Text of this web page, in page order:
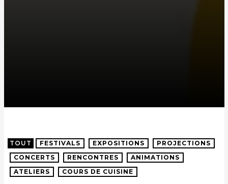
TOUT FESTIVALS EXPOSITIONS
PROJECTIONS
CONCERTS
RENCONTRES
ANIMATIONS
ATELIERS
COURS DE CUISINE